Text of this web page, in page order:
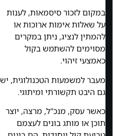
במקום לזכור סיסמאות, לענות
על שאלות אימות ארוכות או
להמתין לנציג, ניתן במקרים
מסוימים להשתמש בקול
כאמצעי זיהוי.
מעבר למשמעות הטכנולוגית, יש
גם היבט תקשורתי ומיתוגי.
כאשר עסק, מנכ"ל, מרצה, יוצר
תוכן או מותג בונים לעצמם